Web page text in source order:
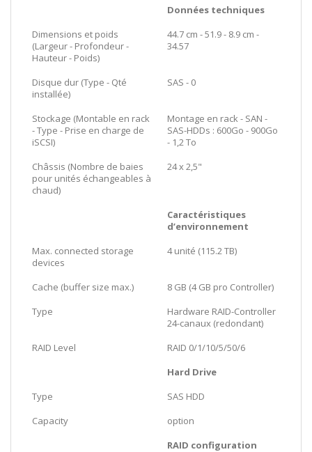
Données techniques
Dimensions et poids
(Largeur - Profondeur -
Hauteur - Poids)
44.7 cm - 51.9 - 8.9 cm -
34.57
Disque dur (Type - Qté
installée)
SAS - 0
Stockage (Montable en rack
- Type - Prise en charge de
iSCSI)
Montage en rack - SAN -
SAS-HDDs : 600Go - 900Go
- 1,2 To
Châssis (Nombre de baies
pour unités échangeables à
chaud)
24 x 2,5"
Caractéristiques
d’environnement
Max. connected storage
devices
4 unité (115.2 TB)
Cache (buffer size max.)
8 GB (4 GB pro Controller)
Type
Hardware RAID-Controller
24-canaux (redondant)
RAID Level
RAID 0/1/10/5/50/6
Hard Drive
Type
SAS HDD
Capacity
option
RAID configuration